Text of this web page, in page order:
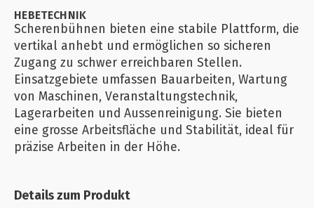
HEBETECHNIK
Scherenbühnen bieten eine stabile Plattform, die
vertikal anhebt und ermöglichen so sicheren
Zugang zu schwer erreichbaren Stellen.
Einsatzgebiete umfassen Bauarbeiten, Wartung
von Maschinen, Veranstaltungstechnik,
Lagerarbeiten und Aussenreinigung. Sie bieten
eine grosse Arbeitsfläche und Stabilität, ideal für
präzise Arbeiten in der Höhe.
Details zum Produkt